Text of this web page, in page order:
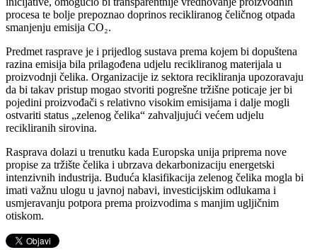
procesa te bolje prepoznao doprinos recikliranog čeličnog otpada
smanjenju emisija CO₂.
Predmet rasprave je i prijedlog sustava prema kojem bi dopuštena
razina emisija bila prilagođena udjelu recikliranog materijala u
proizvodnji čelika. Organizacije iz sektora recikliranja upozoravaju
da bi takav pristup mogao stvoriti pogrešne tržišne poticaje jer bi
pojedini proizvođači s relativno visokim emisijama i dalje mogli
ostvariti status „zelenog čelika“ zahvaljujući većem udjelu
recikliranih sirovina.
Rasprava dolazi u trenutku kada Europska unija priprema nove
propise za tržište čelika i ubrzava dekarbonizaciju energetski
intenzivnih industrija. Buduća klasifikacija zelenog čelika mogla bi
imati važnu ulogu u javnoj nabavi, investicijskim odlukama i
usmjeravanju potpora prema proizvodima s manjim ugljičnim
otiskom.